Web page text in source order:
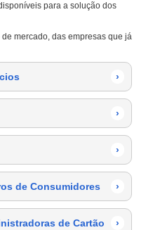
para a solução dos
mercado, das empresas que já
›
›
›
de Consumidores ›
de Cartão ›